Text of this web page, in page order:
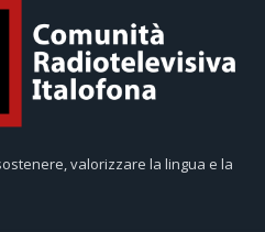
valorizzare la lingua e la